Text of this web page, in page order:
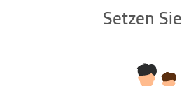
Setzen